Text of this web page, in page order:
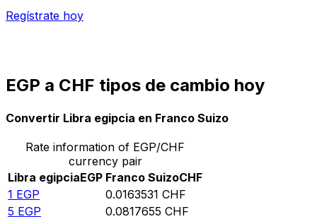
Regístrate hoy
EGP a CHF tipos de cambio hoy
Convertir Libra egipcia en Franco Suizo
Rate information of EGP/CHF
currency pair
Libra egipciaEGP Franco SuizoCHF
1 EGP 0.0163531 CHF
5 EGP 0.0817655 CHF